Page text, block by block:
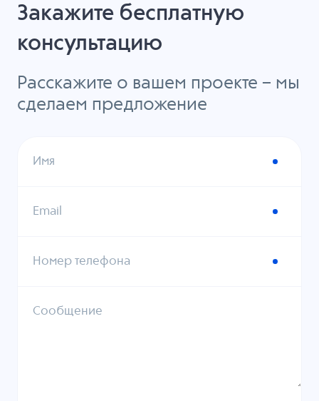
Закажите бесплатную
консультацию
Расскажите о вашем проекте – мы
сделаем предложение
Имя
Email
Номер телефона
Сообщение